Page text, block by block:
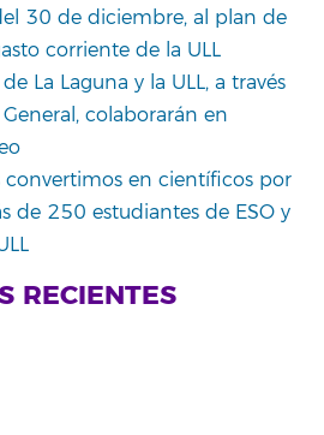
30 de diciembre, al plan de
corriente de la ULL
La Laguna y la ULL, a través
colaborarán en
convertimos en científicos por
de 250 estudiantes de ESO y
RECIENTES